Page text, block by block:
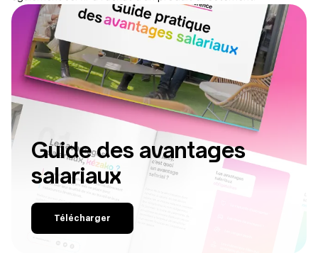
Guide des avantages
salariaux
Télécharger